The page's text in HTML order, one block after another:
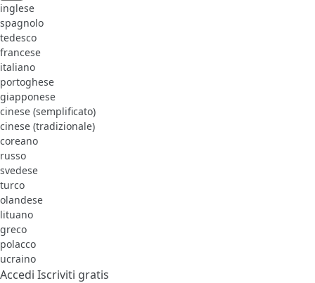
inglese
spagnolo
tedesco
francese
italiano
portoghese
giapponese
cinese (semplificato)
cinese (tradizionale)
coreano
russo
svedese
turco
olandese
lituano
greco
polacco
ucraino
Accedi Iscriviti gratis